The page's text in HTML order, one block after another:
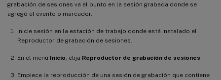
grabación de sesiones va al punto en la sesión grabada donde se
agregó el evento o marcador.
Inicie sesión en la estación de trabajo donde está instalado el
Reproductor de grabación de sesiones.
En el menú Inicio , elija Reproductor de grabación de sesiones
Empiece la reproducción de una sesión de grabación que contiene